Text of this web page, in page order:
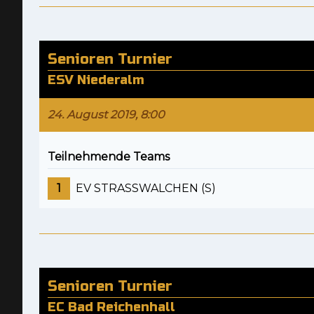
Senioren Turnier
ESV Niederalm
24. August 2019, 8:00
Teilnehmende Teams
1 EV STRASSWALCHEN (S)
Senioren Turnier
EC Bad Reichenhall